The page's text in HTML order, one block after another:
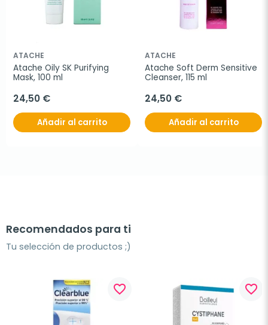
ATACHE
Atache Oily SK Purifying
Mask, 100 ml
24,50 €
Añadir al carrito
ATACHE
Atache Soft Derm Sensitive
Cleanser, 115 ml
24,50 €
Añadir al carrito
Recomendados para ti
Tu selección de productos ;)
favorite_border favorite_border